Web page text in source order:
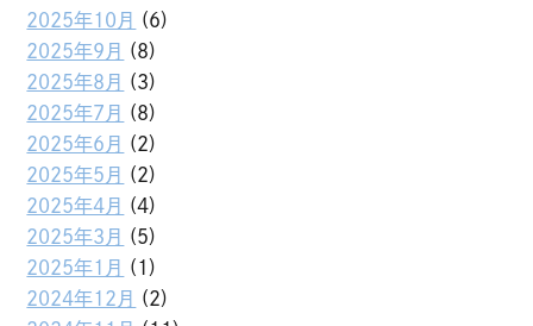
2025年10月
(6)
2025年9月
(8)
2025年8月
(3)
2025年7月
(8)
2025年6月
(2)
2025年5月
(2)
2025年4月
(4)
2025年3月
(5)
2025年1月
(1)
2024年12月
(2)